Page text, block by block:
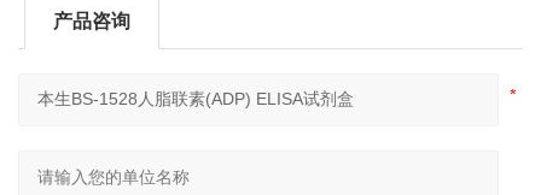
产品咨询